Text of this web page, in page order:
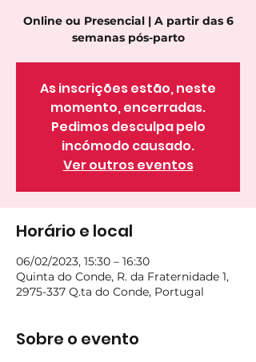
Online ou Presencial | A partir das 6
semanas pós-parto
As inscrições estão, neste
momento, encerradas.
Pedimos desculpa pelo
incómodo causado.
Ver outros eventos
Horário e local
06/02/2023, 15:30 – 16:30
Quinta do Conde, R. da Fraternidade 1,
2975-337 Q.ta do Conde, Portugal
Sobre o evento